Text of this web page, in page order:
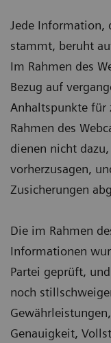
Jede Information,
stammt, beruht
Im Rahmen des
Bezug auf
Anhaltspunkte für
Rahmen des
dienen nicht
vorherzusagen,
Zusicherungen
Die im Rahmen
Informationen
Partei geprüft,
noch
Genauigkeit,